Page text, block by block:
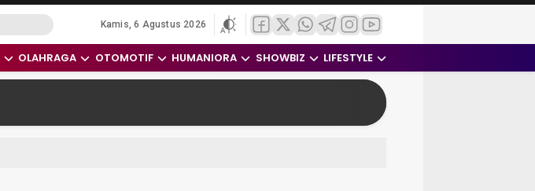
Kamis, 6 Agustus 2026
OLAHRAGA OTOMOTIF HUMANIORA SHOWBIZ LIFESTYLE